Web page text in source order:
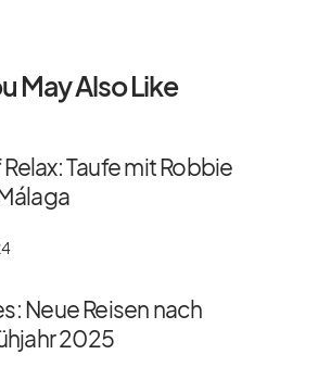
May Also Like
Taufe mit Robbie
Neue Reisen nach
2025